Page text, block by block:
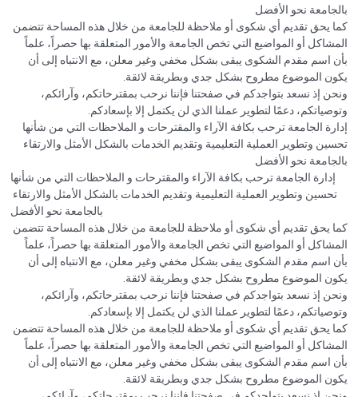
بالجامعة نحو الأفضل
كما يحق تقديم أي شكوى أو ملاحظة للجامعة من خلال هذه المساحة تتضمن
المشاكل أو المواضيع التي تخص الجامعة والأمور المتعلقة بها حصراً، علماً
بأن اسم مقدم الشكوى يبقى بشكل مخفي وغير معلن، مع الانتباه إلى أن
يكون الموضوع مطروح بشكل جدي وبطريقة لائقة.
ونحن إذ نسعد بتواجدكم في صفحتنا فإننا نرحب بمقترحاتكم، وآرائكم،
وتوصياتكم، دعمًا لتطوير عملنا الذي لن يكتمل إلا بإسعادكم.
إدارة الجامعة ترحب بكافة الآراء والمقترحات و الملاحظات التي من شأنها
تحسين وتطوير العملية التعليمية وتقديم الخدمات بالشكل الأمثل والارتقاء
بالجامعة نحو الأفضل
إدارة الجامعة ترحب بكافة الآراء والمقترحات و الملاحظات التي من شأنها
تحسين وتطوير العملية التعليمية وتقديم الخدمات بالشكل الأمثل والارتقاء
بالجامعة نحو الأفضل
كما يحق تقديم أي شكوى أو ملاحظة للجامعة من خلال هذه المساحة تتضمن
المشاكل أو المواضيع التي تخص الجامعة والأمور المتعلقة بها حصراً، علماً
بأن اسم مقدم الشكوى يبقى بشكل مخفي وغير معلن، مع الانتباه إلى أن
يكون الموضوع مطروح بشكل جدي وبطريقة لائقة.
ونحن إذ نسعد بتواجدكم في صفحتنا فإننا نرحب بمقترحاتكم، وآرائكم،
وتوصياتكم، دعمًا لتطوير عملنا الذي لن يكتمل إلا بإسعادكم.
كما يحق تقديم أي شكوى أو ملاحظة للجامعة من خلال هذه المساحة تتضمن
المشاكل أو المواضيع التي تخص الجامعة والأمور المتعلقة بها حصراً، علماً
بأن اسم مقدم الشكوى يبقى بشكل مخفي وغير معلن، مع الانتباه إلى أن
يكون الموضوع مطروح بشكل جدي وبطريقة لائقة.